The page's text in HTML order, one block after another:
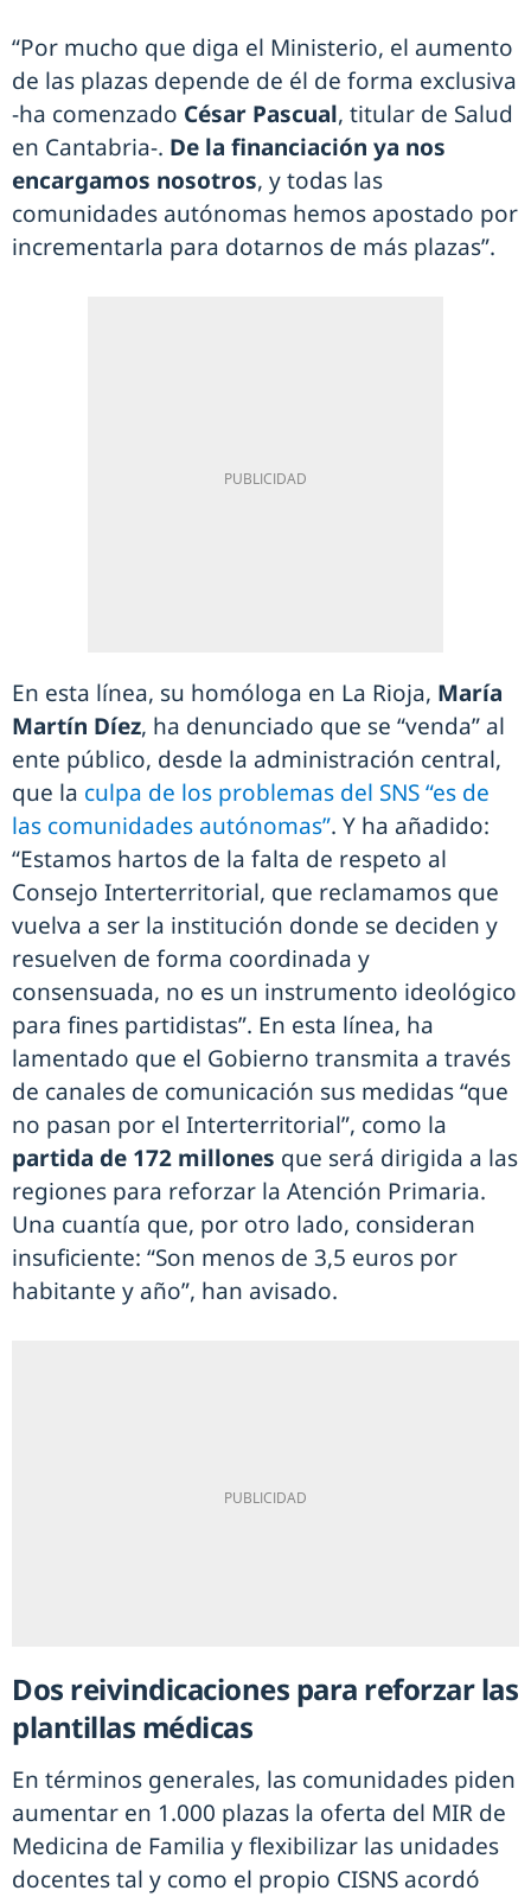
“Por mucho que diga el Ministerio, el aumento
de las plazas depende de él de forma exclusiva
-ha comenzado César Pascual, titular de Salud
en Cantabria-. De la financiación ya nos
encargamos nosotros, y todas las
comunidades autónomas hemos apostado por
incrementarla para dotarnos de más plazas”.
En esta línea, su homóloga en La Rioja, María
Martín Díez, ha denunciado que se “venda” al
ente público, desde la administración central,
que la culpa de los problemas del SNS “es de
las comunidades autónomas”. Y ha añadido:
“Estamos hartos de la falta de respeto al
Consejo Interterritorial, que reclamamos que
vuelva a ser la institución donde se deciden y
resuelven de forma coordinada y
consensuada, no es un instrumento ideológico
para fines partidistas”. En esta línea, ha
lamentado que el Gobierno transmita a través
de canales de comunicación sus medidas “que
no pasan por el Interterritorial”, como la
partida de 172 millones que será dirigida a las
regiones para reforzar la Atención Primaria.
Una cuantía que, por otro lado, consideran
insuficiente: “Son menos de 3,5 euros por
habitante y año”, han avisado.
Dos reivindicaciones para reforzar las
plantillas médicas
En términos generales, las comunidades piden
aumentar en 1.000 plazas la oferta del MIR de
Medicina de Familia y flexibilizar las unidades
docentes tal y como el propio CISNS acordó